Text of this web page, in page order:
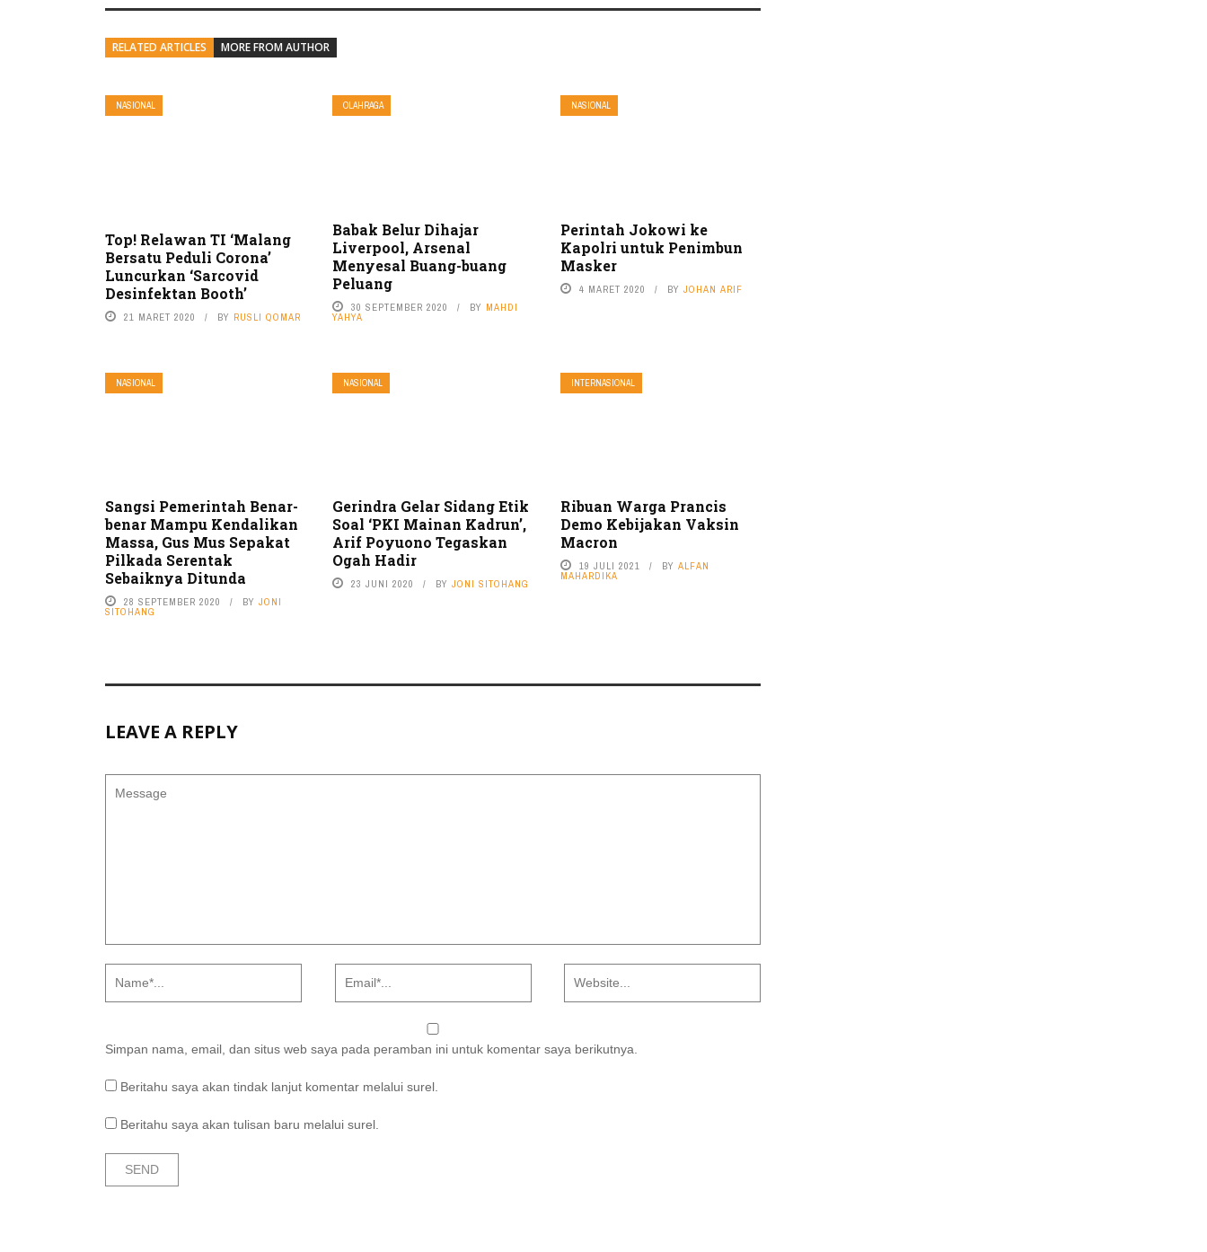
RELATED ARTICLES MORE FROM AUTHOR
NASIONAL
Top! Relawan TI ‘Malang
Bersatu Peduli Corona’
Luncurkan ‘Sarcovid
Desinfektan Booth’
21 MARET 2020 BY RUSLI QOMAR
OLAHRAGA
Babak Belur Dihajar
Liverpool, Arsenal
Menyesal Buang-buang
Peluang
30 SEPTEMBER 2020 BY MAHDI
YAHYA
NASIONAL
Perintah Jokowi ke
Kapolri untuk Penimbun
Masker
4 MARET 2020 BY JOHAN ARIF
NASIONAL
Sangsi Pemerintah Benar-
benar Mampu Kendalikan
Massa, Gus Mus Sepakat
Pilkada Serentak
Sebaiknya Ditunda
28 SEPTEMBER 2020 BY JONI
SITOHANG
NASIONAL
Gerindra Gelar Sidang Etik
Soal ‘PKI Mainan Kadrun’,
Arif Poyuono Tegaskan
Ogah Hadir
23 JUNI 2020 BYJONI SITOHANG
INTERNASIONAL
Ribuan Warga Prancis
Demo Kebijakan Vaksin
Macron
19 JULI 2021 BY ALFAN
MAHARDIKA
LEAVE A REPLY
Simpan nama, email, dan situs web saya pada peramban ini untuk komentar saya berikutnya.
Beritahu saya akan tindak lanjut komentar melalui surel.
Beritahu saya akan tulisan baru melalui surel.